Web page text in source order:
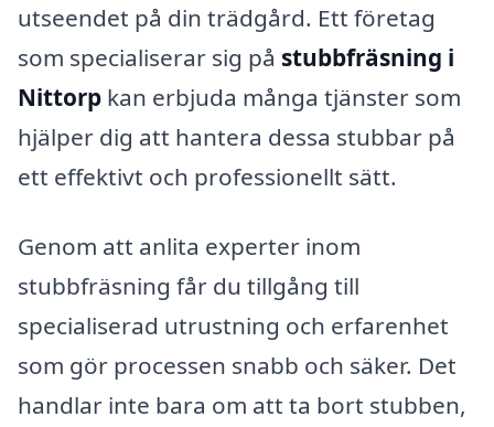
utseendet på din trädgård. Ett företag
som specialiserar sig på stubbfräsning i
Nittorp kan erbjuda många tjänster som
hjälper dig att hantera dessa stubbar på
ett effektivt och professionellt sätt.
Genom att anlita experter inom
stubbfräsning får du tillgång till
specialiserad utrustning och erfarenhet
som gör processen snabb och säker. Det
handlar inte bara om att ta bort stubben,